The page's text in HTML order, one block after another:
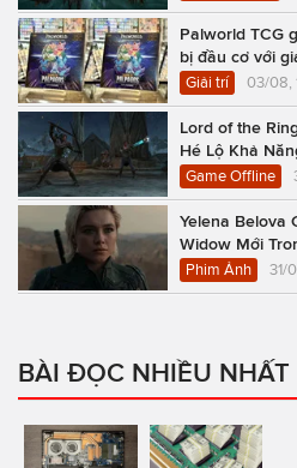
Palworld TCG
bị đầu cơ với
Giải trí 03/08,
Lord of the
Hé Lộ Khả
Game Offline
Yelena Belova
Widow Mới
Phim Ảnh 31/
BÀI ĐỌC NHIỀU NHẤT